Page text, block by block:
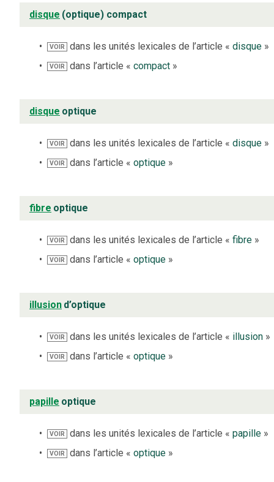
disque (optique) compact
VOIR dans les unités lexicales de l’article «disque »
VOIR dans l’article «compact »
disque optique
VOIR dans les unités lexicales de l’article «disque »
VOIR dans l’article «optique »
fibre optique
VOIR dans les unités lexicales de l’article «fibre »
VOIR dans l’article «optique »
illusion d’optique
VOIR dans les unités lexicales de l’article « illusion »
VOIR dans l’article «optique »
papille optique
VOIR dans les unités lexicales de l’article «papille »
VOIR dans l’article «optique »